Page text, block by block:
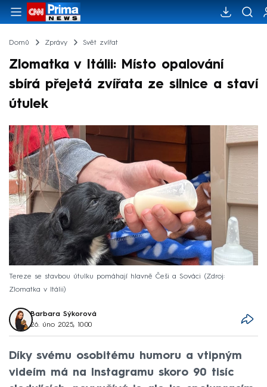
Domů Zprávy Svět zvířat
Zlomatka v Itálii: Místo opalování
sbírá přejetá zvířata ze silnice a staví
útulek
Tereze se stavbou útulku pomáhají hlavně Češi a Sováci
Zdroj:
Zlomatka v Itálii
Barbara Sýkorová
26. úno 2025, 10:00
Díky svému osobitému humoru a vtipným
videím má na Instagramu skoro 90 tisíc